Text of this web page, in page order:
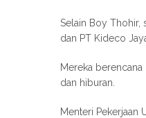
Selain Boy Thohir,
dan PT Kideco
Mereka
dan hiburan.
Menteri Pekerjaan